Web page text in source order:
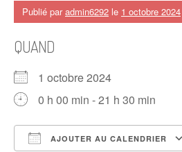
Publié paradmin6292 le 1 octobre 2024
QUAND
1 octobre 2024
0 h 00 min - 21 h 30 min
AJOUTER AU CALENDRIER